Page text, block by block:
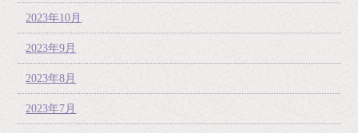
2023年10月
2023年9月
2023年8月
2023年7月